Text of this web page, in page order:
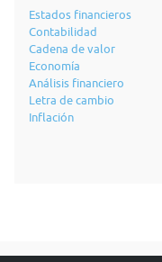
Estados financieros
Contabilidad
Cadena de valor
Economía
Análisis financiero
Letra de cambio
Inflación